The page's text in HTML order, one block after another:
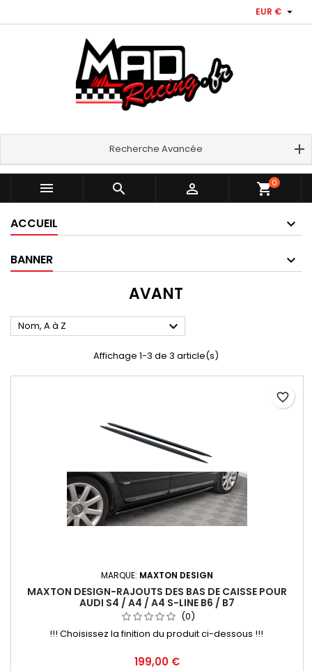
EUR € 
Recherche Avancée
   shopping_cart0
ACCUEIL
BANNER
AVANT
Nom, A à Z 
Affichage 1-3 de 3 article(s)
MARQUE: MAXTON DESIGN
MAXTON DESIGN-RAJOUTS DES BAS DE CAISSE POUR
AUDI S4 / A4 / A4 S-LINE B6 / B7
(0)
!!! Choisissez la finition du produit ci-dessous !!!
Prix
199,00 €
favorite_border